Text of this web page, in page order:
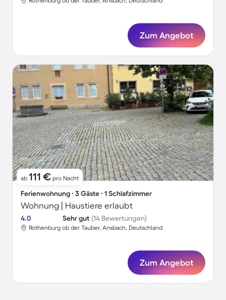
Zum Angebot
ab 111 € pro Nacht
Ferienwohnung ∙ 3 Gäste ∙ 1 Schlafzimmer
Wohnung | Haustiere erlaubt
4.0 Sehr gut (14 Bewertungen)
Rothenburg ob der Tauber, Ansbach, Deutschland
Zum Angebot